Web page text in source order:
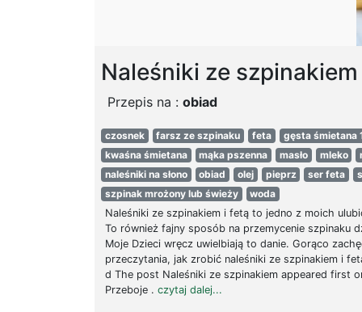
Naleśniki ze szpinakiem
Przepis na : obiad
czosnek farsz ze szpinaku feta gęsta śmietana
kwaśna śmietana
mąka pszenna masło mleko
naleśniki na słono
obiad olej pieprz ser feta
szpinak mrożony lub świeży
woda
Naleśniki ze szpinakiem i fetą to jedno z moich
To również fajny sposób na przemycenie szpinaku
Moje Dzieci wręcz uwielbiają to danie. Gorąco
przeczytania, jak zrobić naleśniki ze szpinakiem i
d The post Naleśniki ze szpinakiem appeared first
Przeboje . czytaj dalej...